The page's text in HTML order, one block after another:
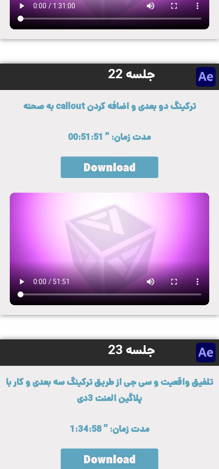
جلسه 22
ترکینگ دو بعدی و اضافه کردن callout به صحنه
مدت زمان: ” 00:51:51
جلسه 23
تلفیق واقعیت و سی جی از طریق ترکینگ سه بعدی و کار با
پلاگین المنت 3دی
مدت زمان: ” 1:34:58